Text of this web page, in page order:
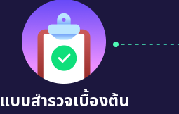
แบบสำรวจเบื้องต้น